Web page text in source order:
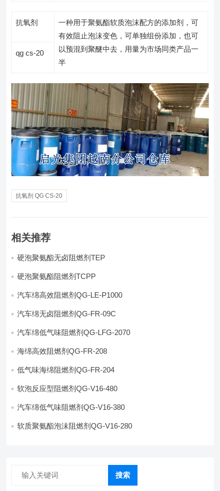
抗氧剂
一种用于聚氨酯软质泡沫配方的添加剂，可
有效阻止泡沫变色，可单独组份添加，也可
以预混到聚醚中去，用量为市场同类产品一
半
qg cs-20
抗氧剂 QG CS-20
相关推荐
硬泡聚氨酯无卤阻燃剂TEP
硬泡聚氨酯阻燃剂TCPP
汽车绵高效阻燃剂QG-LE-P1000
汽车绵无卤阻燃剂QG-FR-09C
汽车绵低气味阻燃剂QG-LFG-2070
海绵高效阻燃剂QG-FR-208
低气味海绵阻燃剂QG-FR-204
软泡反应型阻燃剂QG-V16-480
汽车绵低气味阻燃剂QG-V16-380
软质聚氨酯泡沫阻燃剂QG-V16-280
搜索